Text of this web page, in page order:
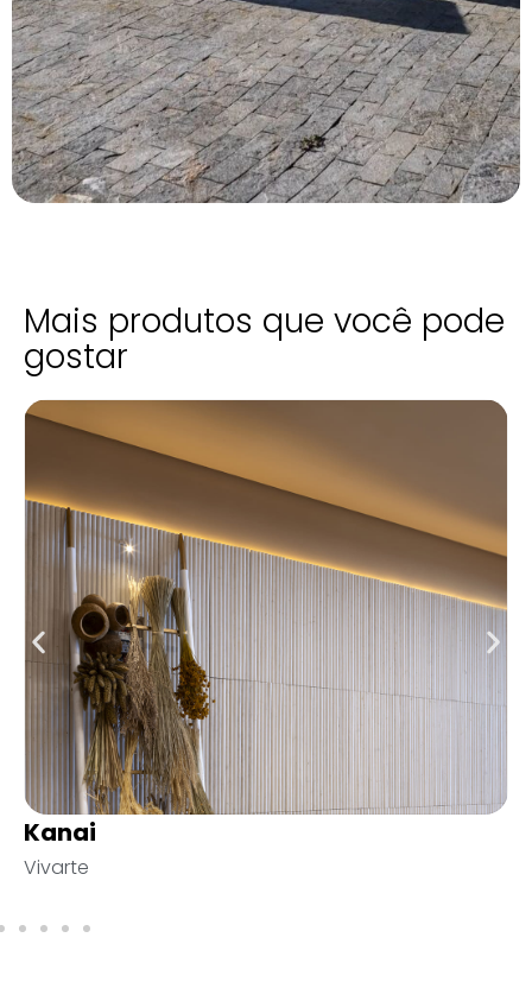
Mais produtos que você pode
gostar
Andorinha Serrada 11,5×23
Empório da Arquitetura